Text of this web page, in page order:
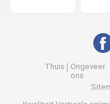
Thuis
Ongeveer
ons